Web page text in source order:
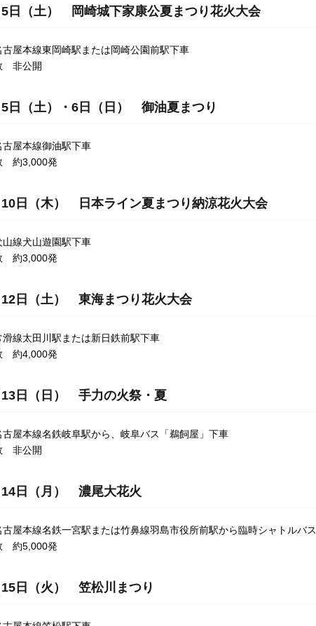
日（土） 岡崎城下家康公夏まつり花火大会
屋本線東岡崎駅または岡崎公園前駅下車
非公開
日（土）・6日（日） 御油夏まつり
屋本線御油駅下車
約3,000発
日（木） 日本ライン夏まつり納涼花火大会
線犬山遊園駅下車
約3,000発
日（土） 東海まつり花火大会
線太田川駅または新日鉄前駅下車
約4,000発
日（日） 手力の火祭・夏
屋本線名鉄岐阜駅から、岐阜バス「鵜飼屋」下車
非公開
日（月） 濃尾大花火
屋本線名鉄一宮駅または竹鼻線羽島市役所前駅から臨時シャトルバス
約5,000発
日（火） 笠松川まつり